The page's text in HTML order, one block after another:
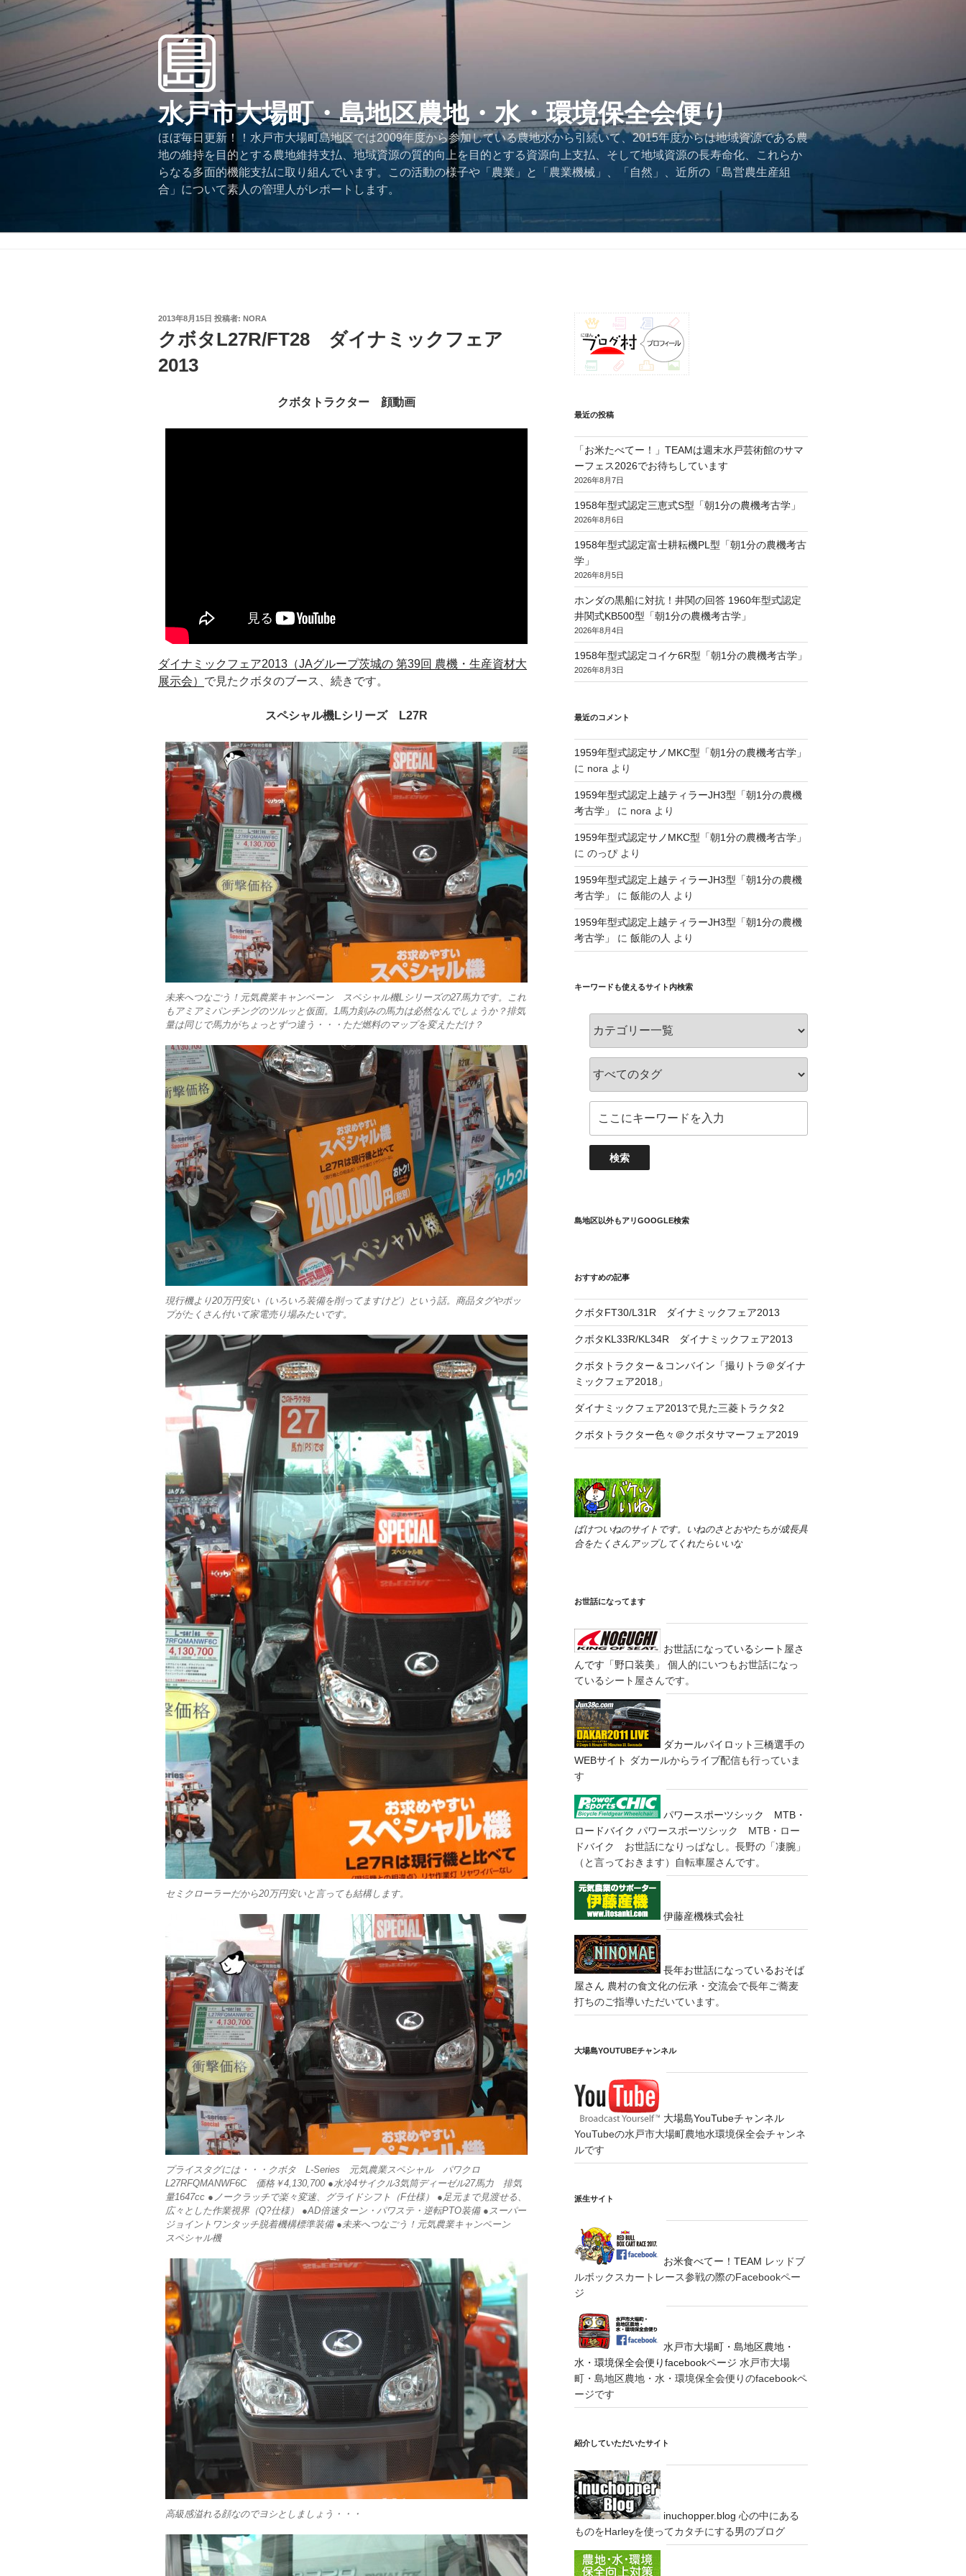
コ
ン
ツ
へ
キ
水戸市大場町・島地区農地・水・環境保全会便り
ほぼ毎日更新！！水戸市大場町島地区では2009年度から参加している農地水から引続いて、2015年度からは地域資源である農
地の維持を目的とする農地維持支払、地域資源の質的向上を目的とする資源向上支払、そして地域資源の長寿命化、これらか
らなる多面的機能支払に取り組んでいます。この活動の様子や「農業」と「農業機械」、「自然」、近所の「島営農生産組
合」について素人の管理人がレポートします。
投
日:
2013年8月15日 投稿者: NORA
クボタL27R/FT28 ダイナミックフェア
2013
クボタトラクター 顔動画
ダイナミックフェア2013（JAグループ茨城の 第39回 農機・生産資材大
展示会） で見たクボタのブース、続きです。
スペシャル機Lシリーズ L27R
未来へつなごう！元気農業キャンペーン スペシャル機Lシリーズの27馬力です。これ
もアミアミパンチングのツルッと仮面。1馬力刻みの馬力は必然なんでしょうか？排気
量は同じで馬力がちょっとずつ違う・・・ただ燃料のマップを変えただけ？
現行機より20万円安い（いろいろ装備を削ってますけど）という話。商品タグやポッ
プがたくさん付いて家電売り場みたいです。
セミクローラーだから20万円安いと言っても結構します。
プライスタグには・・・クボタ L-Series 元気農業スペシャル パワクロ
L27RFQMANWF6C 価格￥4,130,700 ●水冷4サイクル3気筒ディーゼル27馬力 排気
量1647cc ●ノークラッチで楽々変速、グライドシフト（F仕様） ●足元まで見渡せる、
広々とした作業視界（Q?仕様） ●AD倍速ターン・パワステ・逆転PTO装備 ●スーパー
ジョイントワンタッチ脱着機構標準装備 ●未来へつなごう！元気農業キャンペーン
スペシャル機
高級感溢れる顔なのでヨシとしましょう・・・
最近の投稿
「お米たべてー！」TEAMは週末水戸芸術館のサマ
ーフェス2026でお待ちしています
2026年8月7日
1958年型式認定三恵式S型「朝1分の農機考古学」
2026年8月6日
1958年型式認定富士耕耘機PL型「朝1分の農機考古
学」
2026年8月5日
ホンダの黒船に対抗！井関の回答 1960年型式認定
井関式KB500型「朝1分の農機考古学」
2026年8月4日
1958年型式認定コイケ6R型「朝1分の農機考古学」
2026年8月3日
最近のコメント
1959年型式認定サノMKC型「朝1分の農機考古学」
に nora より
1959年型式認定上越ティラーJH3型「朝1分の農機
考古学」
に nora より
1959年型式認定サノMKC型「朝1分の農機考古学」
に のっぴより
1959年型式認定上越ティラーJH3型「朝1分の農機
考古学」
に 飯能の人 より
1959年型式認定上越ティラーJH3型「朝1分の農機
考古学」
に 飯能の人 より
キーワードも使えるサイト内検索
島地区以外もアリGOOGLE検索
おすすめの記事
クボタFT30/L31R ダイナミックフェア2013
クボタKL33R/KL34R ダイナミックフェア2013
クボタトラクター＆コンバイン「撮りトラ＠ダイナ
ミックフェア2018」
ダイナミックフェア2013で見た三菱トラクタ2
クボタトラクター色々＠クボタサマーフェア2019
ばけついねのサイトです。いねのさとおやたちが成長具
合をたくさんアップしてくれたらいいな
お世話になってます
お世話になっているシート屋さ
んです「野口装美」
個人的にいつもお世話になっ
ているシート屋さんです。
ダカールパイロット三橋選手の
WEBサイト ダカールからライブ配信も行っていま
す
パワースポーツシック MTB・
ロードバイク パワースポーツシック MTB・ロー
ドバイク お世話になりっぱなし。長野の「凄腕」
（と言っておきます）自転車屋さんです。
伊藤産機株式会社
長年お世話になっているおそば
屋さん 農村の食文化の伝承・交流会で長年ご蕎麦
打ちのご指導いただいています。
大場島YOUTUBEチャンネル
大場島YouTubeチャンネル
YouTubeの水戸市大場町農地水環境保全会チャンネ
ルです
派生サイト
お米食べてー！TEAM レッドブ
ルボックスカートレース参戦の際のFacebookペー
ジ
水戸市大場町・島地区農地・
水・環境保全会便りfacebookページ 水戸市大場
町・島地区農地・水・環境保全会便りのfacebookペ
ージです
紹介していただいたサイト
inuchopper.blog 心の中にある
ものをHarleyを使ってカタチにする男のブログ